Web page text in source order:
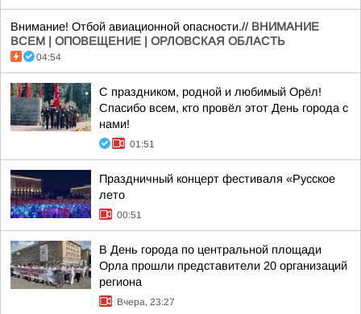
Внимание! Отбой авиационной опасности.// ВНИМАНИЕ
ВСЕМ | ОПОВЕЩЕНИЕ | ОРЛОВСКАЯ ОБЛАСТЬ
04:54
С праздником, родной и любимый Орёл!
Спасибо всем, кто провёл этот День города с
нами!
01:51
Праздничный концерт фестиваля «Русское
лето
00:51
В День города по центральной площади
Орла прошли представители 20 организаций
региона
Вчера, 23:27